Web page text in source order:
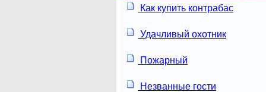
Как купить контрабас
Удачливый охотник
Пожарный
Незванные гости